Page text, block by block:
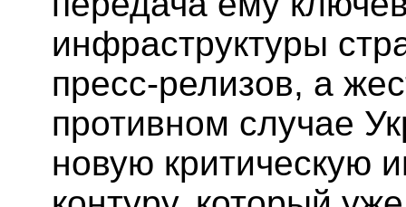
инфраструктуры
пресс-релизов, а
противном случае
новую критическую